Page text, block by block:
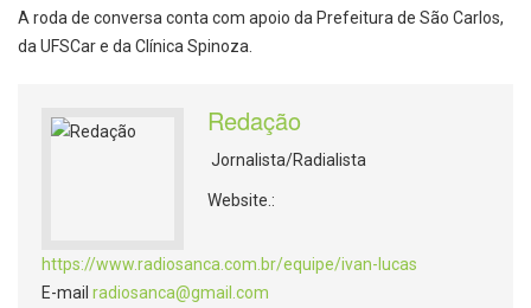
A roda de conversa conta com apoio da Prefeitura de São Carlos,
da UFSCar e da Clínica Spinoza.
Redação
Jornalista/Radialista
Website.:
https://www.radiosanca.com.br/equipe/ivan-lucas
E-mail radiosanca@gmail.com